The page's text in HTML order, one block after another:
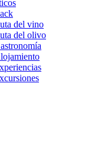
del vino
del olivo